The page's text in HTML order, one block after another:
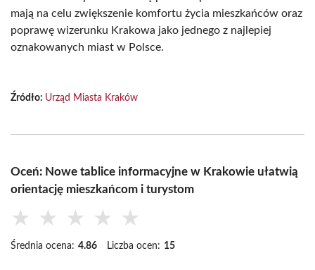
mają na celu zwiększenie komfortu życia mieszkańców oraz
poprawę wizerunku Krakowa jako jednego z najlepiej
oznakowanych miast w Polsce.
Źródło: Urząd Miasta Kraków
Oceń: Nowe tablice informacyjne w Krakowie ułatwią
orientację mieszkańcom i turystom
★ ★ ★ ★ ★
Średnia ocena: 4.86 Liczba ocen: 15